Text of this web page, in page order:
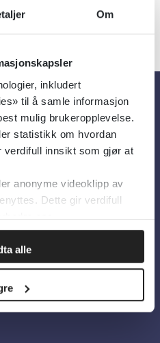
Om
inkludert
til å samle informasjon
mulig brukeropplevelse.
statistikk om hvordan
verdifull innsikt som gjør at
anonyme videoklipp av
Dette gir verdifull
oss.
alle
32 »